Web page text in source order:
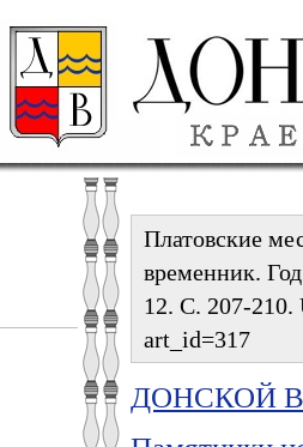
Платовские
временник.
12. С. 207-
art_id=317
ДОНСКОЙ